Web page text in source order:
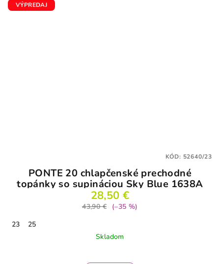
VÝPREDAJ
PONTE 20 chlapčenské prechodné
topánky so supináciou Sky Blue 1638A
28,50 €
43,90 €
(–35 %)
23
25
Skladom
KÓD: 52640/23